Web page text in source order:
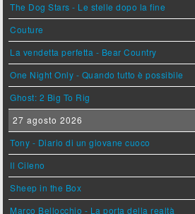
The Dog Stars - Le stelle dopo la fine
Couture
La vendetta perfetta - Bear Country
One Night Only - Quando tutto è possibile
Ghost: 2 Big To Rig
27 agosto 2026
Tony - Diario di un giovane cuoco
Il Cileno
Sheep in the Box
Marco Bellocchio - La porta della realtà